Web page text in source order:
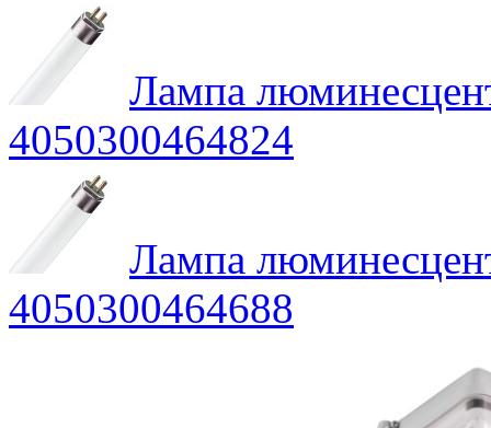
Лампа
4050300464824
Лампа
4050300464688